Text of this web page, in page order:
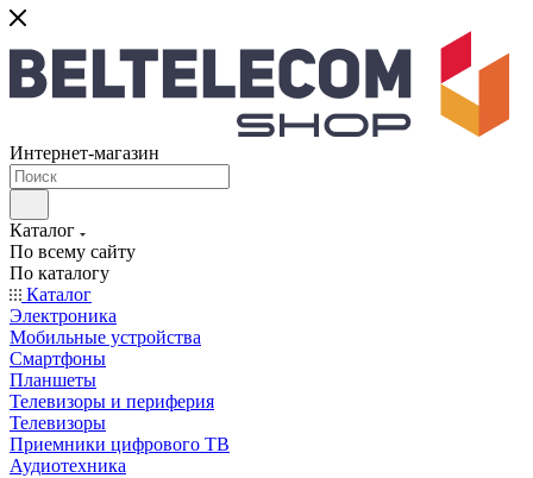
Интернет-магазин
Каталог
По всему сайту
По каталогу
Каталог
Электроника
Мобильные устройства
Смартфоны
Планшеты
Телевизоры и периферия
Телевизоры
Приемники цифрового ТВ
Аудиотехника